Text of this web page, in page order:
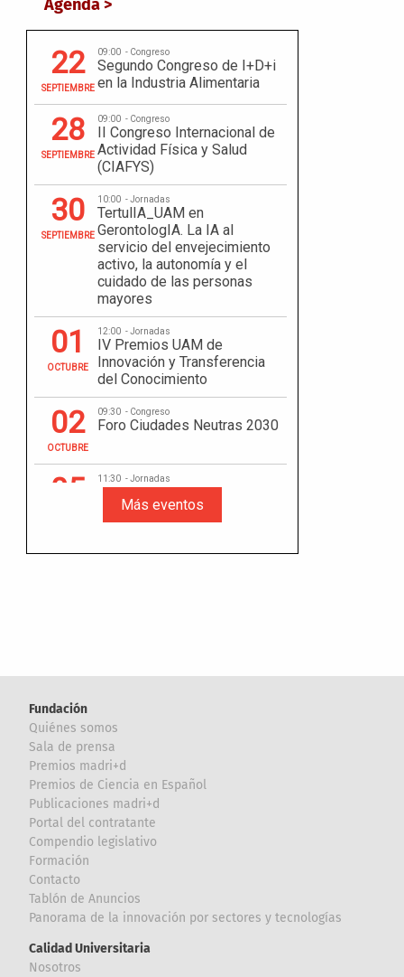
Agenda >
Fundación
Quiénes somos
Sala de prensa
Premios madri+d
Premios de Ciencia en Español
Publicaciones madri+d
Portal del contratante
Compendio legislativo
Formación
Contacto
Tablón de Anuncios
Panorama de la innovación por sectores y tecnologías
Calidad Universitaria
Nosotros